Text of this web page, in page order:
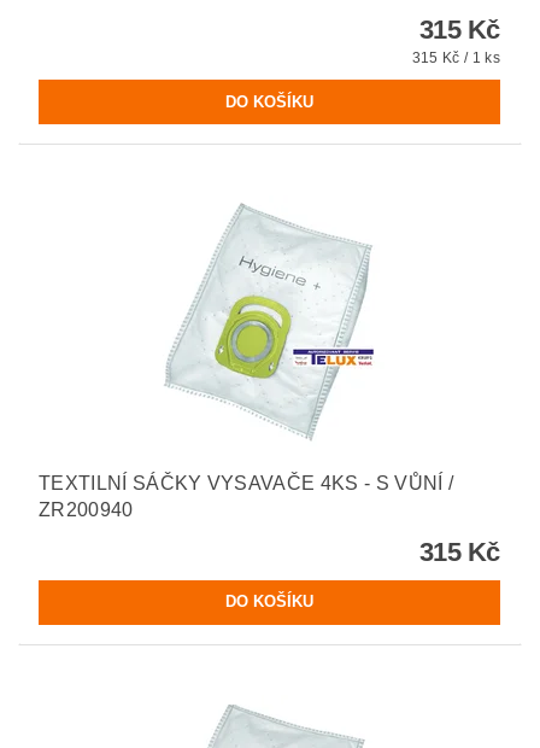
315 Kč
315 Kč / 1 ks
TEXTILNÍ SÁČKY VYSAVAČE 4KS - S VŮNÍ /
ZR200940
315 Kč